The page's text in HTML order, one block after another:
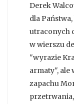
Derek
dla
utraconych
w wierszu
"wyrazie
armaty", ale
zapachu